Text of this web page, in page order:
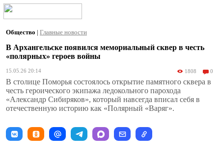
Общество | Главные новости
В Архангельске появился мемориальный сквер в честь
«полярных» героев войны
15.05.26 20:14 1808 0
В столице Поморья состоялось открытие памятного сквера в
честь героического экипажа ледокольного парохода
«Александр Сибиряков», который навсегда вписал себя в
отечественную историю как «Полярный «Варяг».